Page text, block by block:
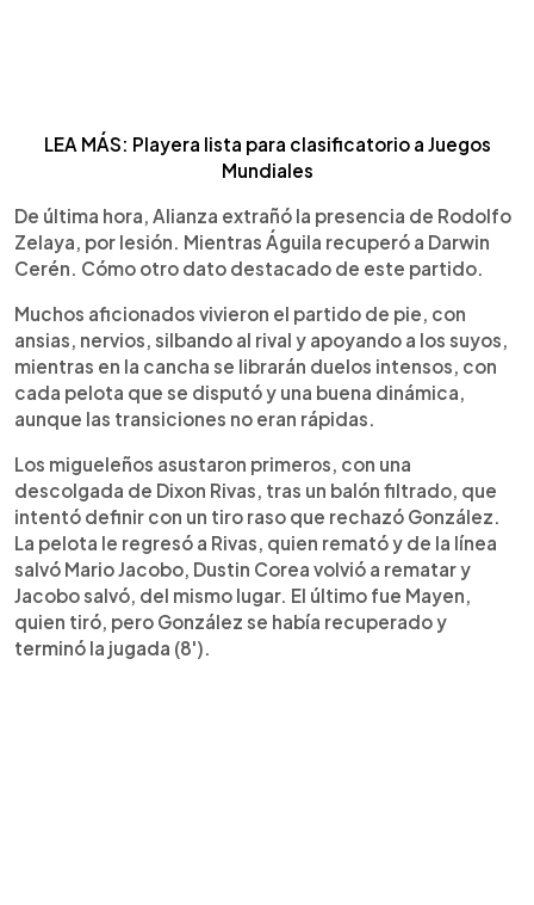
LEA MÁS: Playera lista para clasificatorio a Juegos
Mundiales
De última hora, Alianza extrañó la presencia de Rodolfo
Zelaya, por lesión. Mientras Águila recuperó a Darwin
Cerén. Cómo otro dato destacado de este partido.
Muchos aficionados vivieron el partido de pie, con
ansias, nervios, silbando al rival y apoyando a los suyos,
mientras en la cancha se librarán duelos intensos, con
cada pelota que se disputó y una buena dinámica,
aunque las transiciones no eran rápidas.
Los migueleños asustaron primeros, con una
descolgada de Dixon Rivas, tras un balón filtrado, que
intentó definir con un tiro raso que rechazó González.
La pelota le regresó a Rivas, quien remató y de la línea
salvó Mario Jacobo, Dustin Corea volvió a rematar y
Jacobo salvó, del mismo lugar. El último fue Mayen,
quien tiró, pero González se había recuperado y
terminó la jugada (8').